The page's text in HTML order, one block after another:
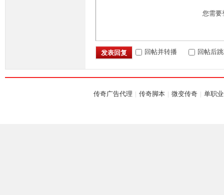
您需要
发表回复 回帖并转播 回帖后
传奇广告代理 | 传奇脚本 | 微变传奇 | 单职